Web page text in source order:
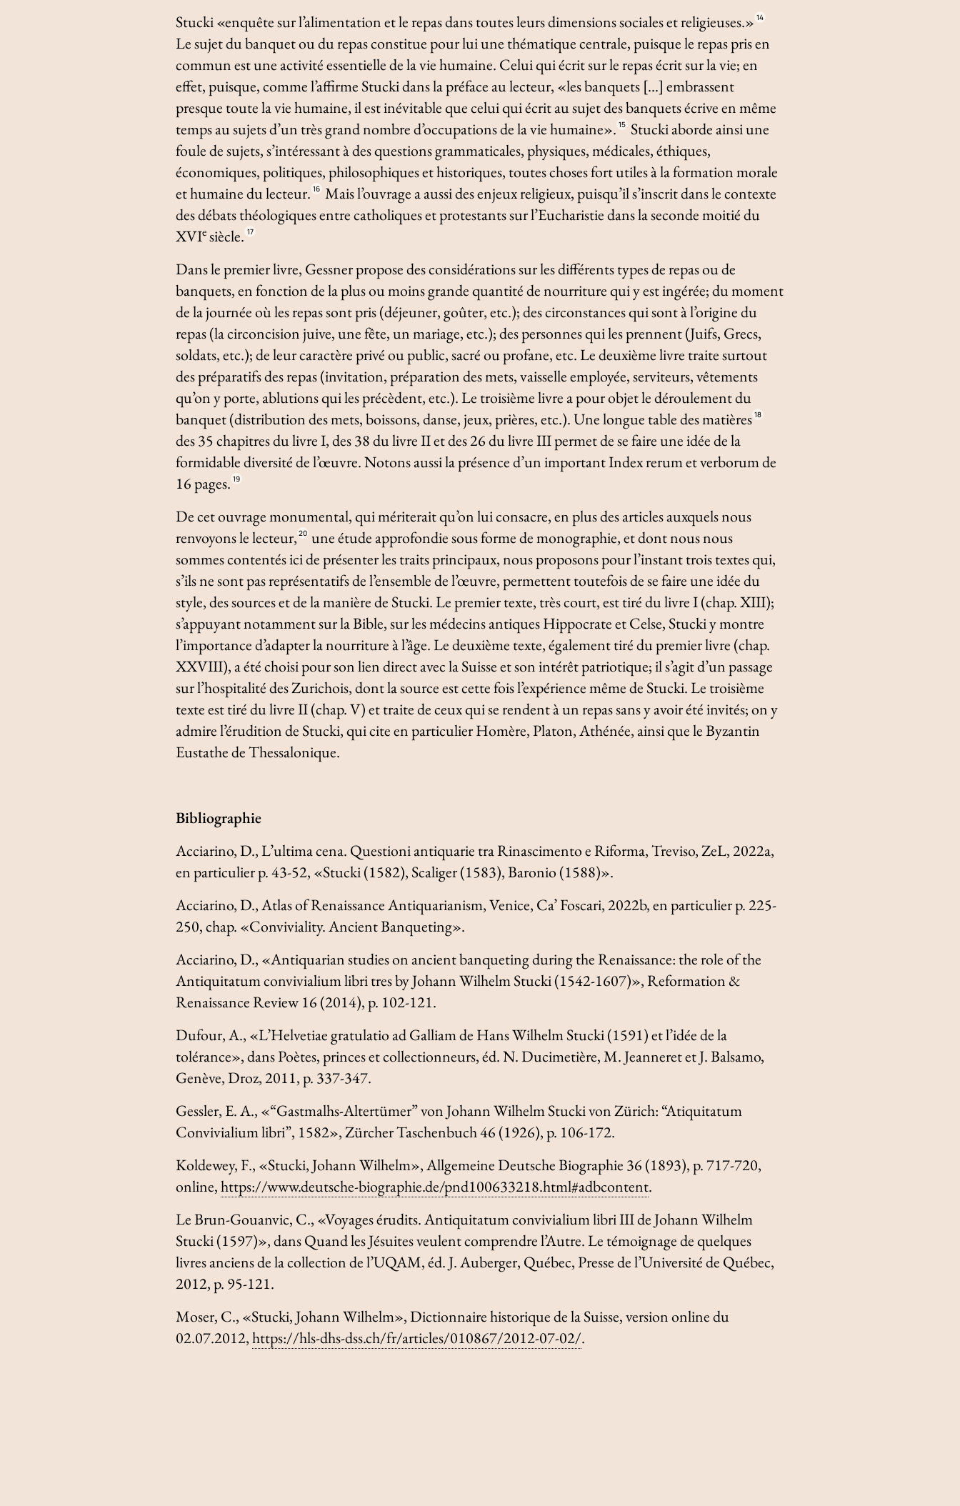
Stucki «enquête sur l’alimentation et le repas dans toutes leurs dimensions sociales et religieuses.» 14
Le sujet du banquet ou du repas constitue pour lui une thématique centrale, puisque le repas pris en
commun est une activité essentielle de la vie humaine. Celui qui écrit sur le repas écrit sur la vie; en
effet, puisque, comme l’affirme Stucki dans la préface au lecteur, «les banquets […] embrassent
presque toute la vie humaine, il est inévitable que celui qui écrit au sujet des banquets écrive en même
temps au sujets d’un très grand nombre d’occupations de la vie humaine». 15 Stucki aborde ainsi une
foule de sujets, s’intéressant à des questions grammaticales, physiques, médicales, éthiques,
économiques, politiques, philosophiques et historiques, toutes choses fort utiles à la formation morale
et humaine du lecteur. 16 Mais l’ouvrage a aussi des enjeux religieux, puisqu’il s’inscrit dans le contexte
des débats théologiques entre catholiques et protestants sur l’Eucharistie dans la seconde moitié du
XVIesiècle. 17
Dans le premier livre, Gessner propose des considérations sur les différents types de repas ou de
banquets, en fonction de la plus ou moins grande quantité de nourriture qui y est ingérée; du moment
de la journée où les repas sont pris (déjeuner, goûter, etc.); des circonstances qui sont à l’origine du
repas (la circoncision juive, une fête, un mariage, etc.); des personnes qui les prennent (Juifs, Grecs,
soldats, etc.); de leur caractère privé ou public, sacré ou profane, etc. Le deuxième livre traite surtout
des préparatifs des repas (invitation, préparation des mets, vaisselle employée, serviteurs, vêtements
qu’on y porte, ablutions qui les précèdent, etc.). Le troisième livre a pour objet le déroulement du
banquet (distribution des mets, boissons, danse, jeux, prières, etc.). Une longue table des matières 18
des 35 chapitres du livre I, des 38 du livre II et des 26 du livre III permet de se faire une idée de la
formidable diversité de l’œuvre. Notons aussi la présence d’un importantIndex rerum et verborumde
16 pages. 19
De cet ouvrage monumental, qui mériterait qu’on lui consacre, en plus des articles auxquels nous
renvoyons le lecteur, 20 une étude approfondie sous forme de monographie, et dont nous nous
sommes contentés ici de présenter les traits principaux, nous proposons pour l’instant trois textes qui,
s’ils ne sont pas représentatifs de l’ensemble de l’œuvre, permettent toutefois de se faire une idée du
style, des sources et de la manière de Stucki. Le premier texte, très court, est tiré du livre I (chap. XIII);
s’appuyant notamment sur la Bible, sur les médecins antiques Hippocrate et Celse, Stucki y montre
l’importance d’adapter la nourriture à l’âge. Le deuxième texte, également tiré du premier livre (chap.
XXVIII), a été choisi pour son lien direct avec la Suisse et son intérêt patriotique; il s’agit d’un passage
sur l’hospitalité des Zurichois, dont la source est cette fois l’expérience même de Stucki. Le troisième
texte est tiré du livre II (chap. V) et traite de ceux qui se rendent à un repas sans y avoir été invités; on y
admire l’érudition de Stucki, qui cite en particulier Homère, Platon, Athénée, ainsi que le Byzantin
Eustathe de Thessalonique.
Bibliographie
Acciarino, D.,L’ultima cena. Questioni antiquarie tra Rinascimento e Riforma, Treviso, ZeL, 2022a,
en particulier p. 43-52, «Stucki (1582), Scaliger (1583), Baronio (1588)».
Acciarino, D.,Atlas of Renaissance Antiquarianism, Venice, Ca’ Foscari, 2022b, en particulier p. 225-
250, chap. «Conviviality. Ancient Banqueting».
Acciarino, D., «Antiquarian studies on ancient banqueting during the Renaissance: the role of the
Antiquitatum convivialium libri tresby Johann Wilhelm Stucki (1542-1607)»,Reformation &
Renaissance Review 16 (2014), p. 102-121.
Dufour, A., «L’Helvetiae gratulatio ad Galliamde Hans Wilhelm Stucki (1591) et l’idée de la
tolérance», dansPoètes, princes et collectionneurs, éd. N. Ducimetière, M. Jeanneret et J. Balsamo,
Genève, Droz, 2011, p. 337-347.
Gessler, E. A., «“Gastmalhs-Altertümer” von Johann Wilhelm Stucki von Zürich: “Atiquitatum
Convivialium libri”, 1582»,Zürcher Taschenbuch46 (1926), p. 106-172.
Koldewey, F., «Stucki, Johann Wilhelm»,Allgemeine Deutsche Biographie 36 (1893), p. 717-720,
online,https://www.deutsche-biographie.de/pnd100633218.html#adbcontent.
Le Brun-Gouanvic, C., «Voyages érudits.Antiquitatum convivialium libri IIIde Johann Wilhelm
Stucki (1597)», dansQuand les Jésuites veulent comprendre l’Autre. Le témoignage de quelques
livres anciens de la collection de l’UQAM, éd. J. Auberger, Québec, Presse de l’Université de Québec,
2012, p. 95-121.
Moser, C., «Stucki, Johann Wilhelm»,Dictionnaire historique de la Suisse, version online du
02.07.2012,https://hls-dhs-dss.ch/fr/articles/010867/2012-07-02/.